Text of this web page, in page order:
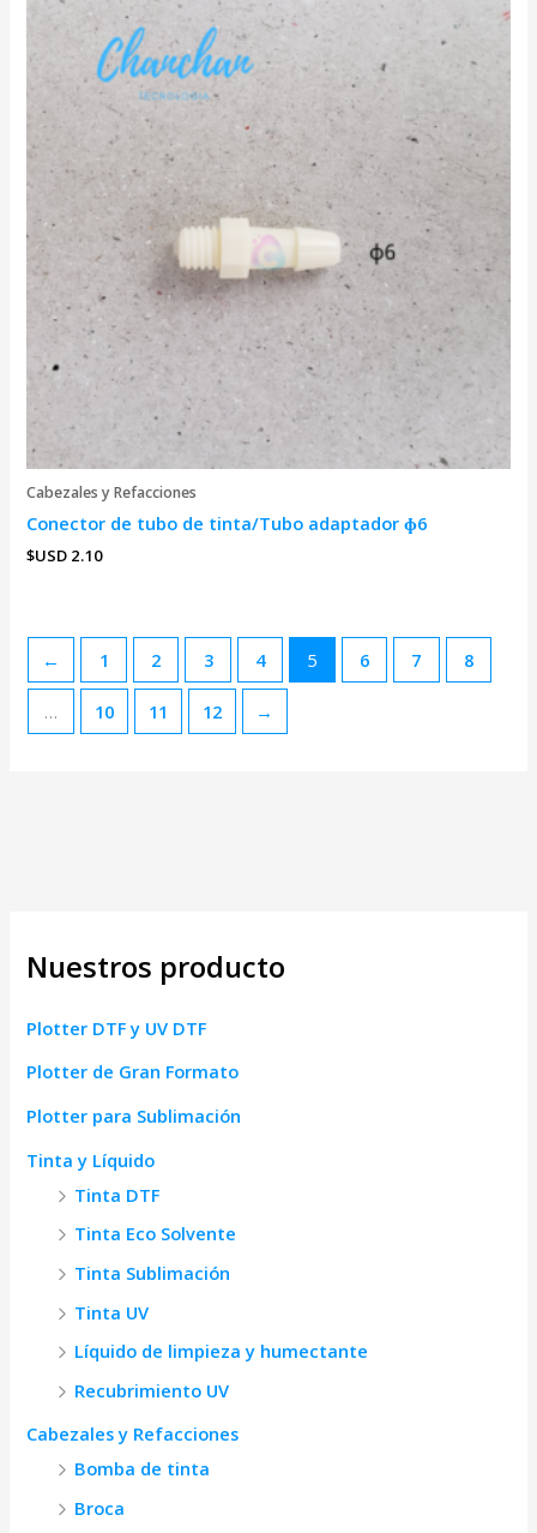
Nuestros producto
Plotter DTF y UV DTF
Plotter de Gran Formato
Plotter para Sublimación
Tinta y Líquido
Tinta DTF
Tinta Eco Solvente
Tinta Sublimación
Tinta UV
Líquido de limpieza y humectante
Recubrimiento UV
Cabezales y Refacciones
Bomba de tinta
Broca
Cabezales y Refacciones
Conector de tubo de tinta/Tubo adaptador ɸ6
$USD 2.10
← 1 2 3 4 5 6 7 8
… 10 11 12 →